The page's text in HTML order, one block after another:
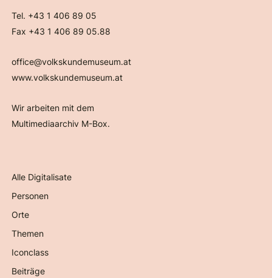
Tel. +43 1 406 89 05
Fax +43 1 406 89 05.88
office@volkskundemuseum.at
www.volkskundemuseum.at
Wir arbeiten mit dem
Multimediaarchiv M-Box.
Alle Digitalisate
Personen
Orte
Themen
Iconclass
Beiträge